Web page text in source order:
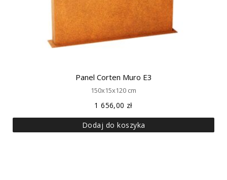
Panel Corten Muro E3
150x15x120 cm
1 656,00 zł
Dodaj do koszyka